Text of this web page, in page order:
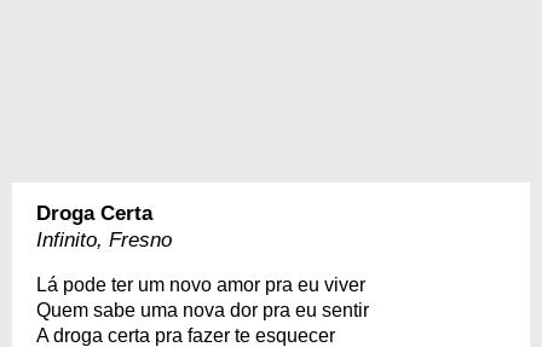
Droga Certa
Infinito, Fresno
Lá pode ter um novo amor pra eu viver
Quem sabe uma nova dor pra eu sentir
A droga certa pra fazer te esquecer